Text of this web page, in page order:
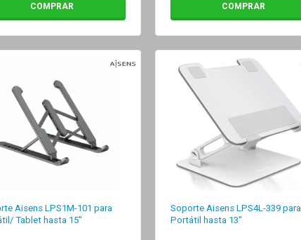
COMPRAR COMPRAR
Aisens LPS1M-101 para
Tablet hasta 15"
Soporte Aisens LPS4L-339 para
Portátil hasta 13"